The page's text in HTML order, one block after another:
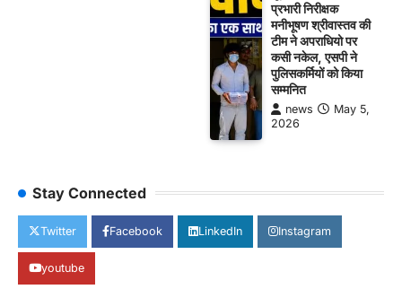
प्रभारी निरीक्षक
मनीभूषण श्रीवास्तव की
टीम ने अपराधियो पर
कसी नकेल, एसपी ने
पुलिसकर्मियों को किया
सम्मनित
news
May 5,
2026
Stay Connected
Twitter Facebook LinkedIn Instagram
youtube